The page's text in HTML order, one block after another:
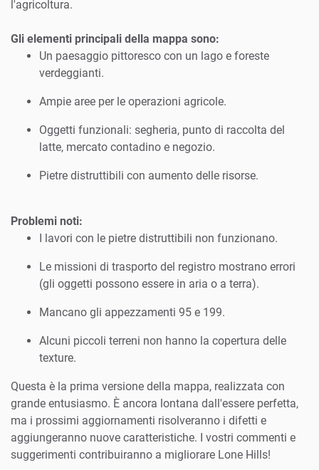
l'agricoltura.
Gli elementi principali della mappa sono:
Un paesaggio pittoresco con un lago e foreste
verdeggianti.
Ampie aree per le operazioni agricole.
Oggetti funzionali: segheria, punto di raccolta del
latte, mercato contadino e negozio.
Pietre distruttibili con aumento delle risorse.
Problemi noti:
I lavori con le pietre distruttibili non funzionano.
Le missioni di trasporto del registro mostrano errori
(gli oggetti possono essere in aria o a terra).
Mancano gli appezzamenti 95 e 199.
Alcuni piccoli terreni non hanno la copertura delle
texture.
Questa è la prima versione della mappa, realizzata con
grande entusiasmo. È ancora lontana dall'essere perfetta,
ma i prossimi aggiornamenti risolveranno i difetti e
aggiungeranno nuove caratteristiche. I vostri commenti e
suggerimenti contribuiranno a migliorare Lone Hills!